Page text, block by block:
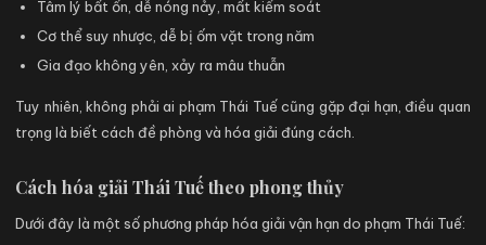
Tâm lý bất ổn, dễ nóng nảy, mất kiểm soát
Cơ thể suy nhược, dễ bị ốm vặt trong năm
Gia đạo không yên, xảy ra mâu thuẫn
Tuy nhiên, không phải ai phạm Thái Tuế cũng gặp đại hạn, điều quan
trọng là biết cách đề phòng và hóa giải đúng cách.
Cách hóa giải Thái Tuế theo phong thủy
Dưới đây là một số phương pháp hóa giải vận hạn do phạm Thái Tuế: